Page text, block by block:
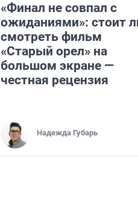
«Финал не совпал с
ожиданиями»: стоит
смотреть фильм
«Старый орел» на
большом экране —
честная рецензия
Надежда Губарь